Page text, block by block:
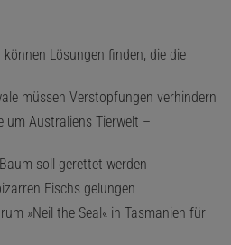
können Lösungen finden, die die
müssen Verstopfungen verhindern
um Australiens Tierwelt –
soll gerettet werden
Fischs gelungen
»Neil the Seal« in Tasmanien für